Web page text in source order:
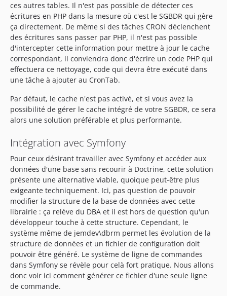
ces autres tables. Il n'est pas possible de détecter ces
écritures en PHP dans la mesure où c'est le SGBDR qui gère
ça directement. De même si des tâches CRON déclenchent
des écritures sans passer par PHP, il n'est pas possible
d'intercepter cette information pour mettre à jour le cache
correspondant, il conviendra donc d'écrire un code PHP qui
effectuera ce nettoyage, code qui devra être exécuté dans
une tâche à ajouter au CronTab.
Par défaut, le cache n'est pas activé, et si vous avez la
possibilité de gérer le cache intégré de votre SGBDR, ce sera
alors une solution préférable et plus performante.
Intégration avec Symfony
Pour ceux désirant travailler avec Symfony et accéder aux
données d'une base sans recourir à Doctrine, cette solution
présente une alternative viable, quoique peut-être plus
exigeante techniquement. Ici, pas question de pouvoir
modifier la structure de la base de données avec cette
librairie : ça relève du DBA et il est hors de question qu'un
développeur touche à cette structure. Cependant, le
système même de jemdev\dbrm permet les évolution de la
structure de données et un fichier de configuration doit
pouvoir être généré. Le système de ligne de commandes
dans Symfony se révèle pour celà fort pratique. Nous allons
donc voir ici comment générer ce fichier d'une seule ligne
de commande.